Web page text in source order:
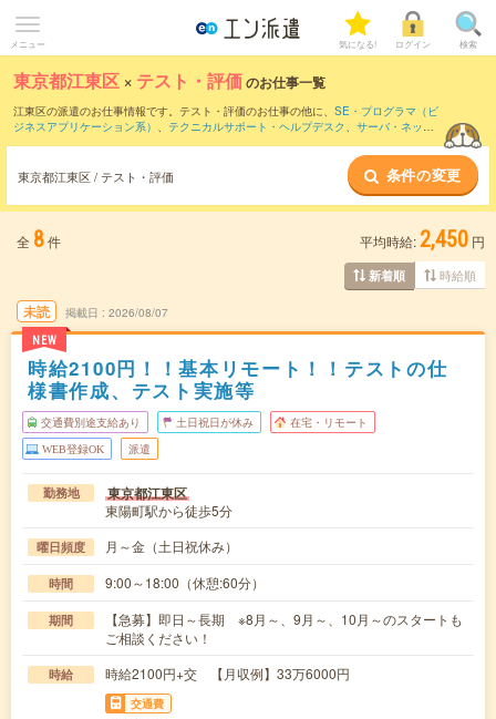
メニュー 気になる! ログイン 検索
東京都江東区 × テスト・評価のお仕事一覧
江東区の派遣のお仕事情報です。テスト・評価のお仕事の他に、 SE・プログラマ（ビ
ジネスアプリケーション系） 、 テクニカルサポート・ヘルプデスク 、 サーバ・ネット
などのこだわり条件で絞り込んでいただけます。職種辞典：テスト・評価の
お仕事とは？とは？
東京都江東区 / テスト・評価 条件の変更
全 8件 平均時給: 2,450 円
新着順 時給順
未読
NEW
掲載日 2026/08/07
時給2100円！！基本リモート！！テストの仕
様書作成、テスト実施等
交通費別途支給あり 土日祝日が休み 在宅・リモート
WEB登録OK 派遣
勤務地 東京都江東区
東陽町駅から徒歩5分
曜日頻度 月～金（土日祝休み）
時間 9:00～18:00（休憩:60分）
期間
【急募】即日～長期 ※8月～、9月～、10月～のスタートも
ご相談ください！
時給 時給2100円+交 【月収例】33万6000円
交通費